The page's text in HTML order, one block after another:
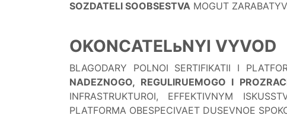
SOZDATELI SOOBSESTVA MOGUT
OKONCATELьNYI VYVOD
BLAGODARY POLNOI SERTIFIKATII I
NADEZNOGO, REGULIRUEMOGO I
INFRASTRUKTUROI, EFFEKTIVNYM
PLATFORMA OBESPECIVAET DUSEVNOE